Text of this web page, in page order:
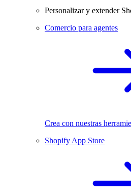
Personalizar y extender
Comercio para agentes
Crea con nuestras
Shopify App Store